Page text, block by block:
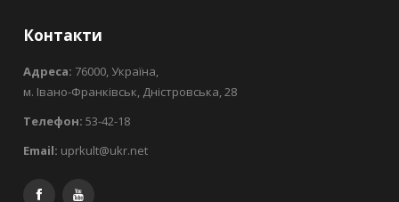
Контакти
Адреса: 76000, Україна,
м. Івано-Франківськ, Дністровська, 28
Телефон: 53-42-18
Email: uprkult@ukr.net